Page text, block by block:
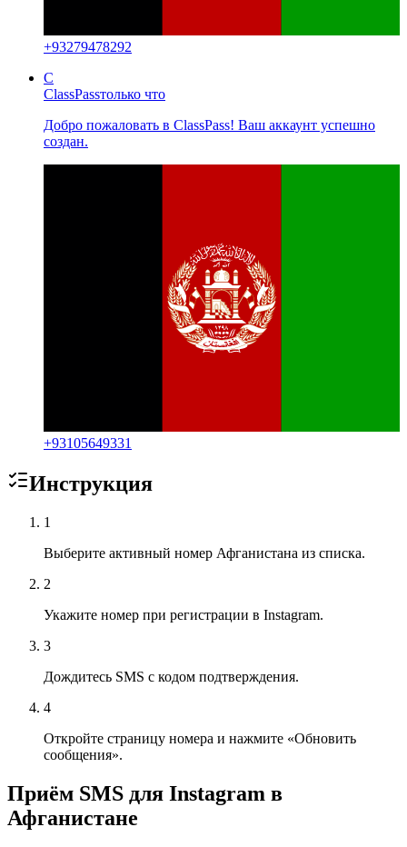
+93279478292
C
ClassPassтолько что
Добро пожаловать в ClassPass! Ваш аккаунт успешно
создан.
+93105649331
Инструкция
1
Выберите активный номер Афганистана из списка.
2
Укажите номер при регистрации в Instagram.
3
Дождитесь SMS с кодом подтверждения.
4
Откройте страницу номера и нажмите «Обновить
сообщения».
Приём SMS для Instagram в
Афганистане